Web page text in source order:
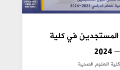
في كلية
العلوم الصحية